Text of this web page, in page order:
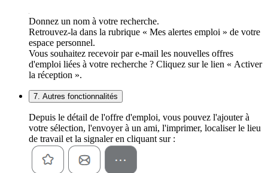
Donnez un nom à votre recherche.
Retrouvez-la dans la rubrique « Mes alertes emploi » de votre
espace personnel.
Vous souhaitez recevoir par e-mail les nouvelles offres
d'emploi liées à votre recherche ? Cliquez sur le lien « Activer
la réception ».
7. Autres fonctionnalités
Depuis le détail de l'offre d'emploi, vous pouvez l'ajouter à
votre sélection, l'envoyer à un ami, l'imprimer, localiser le lieu
de travail et la signaler en cliquant sur :